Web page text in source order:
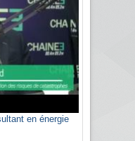
en énergie